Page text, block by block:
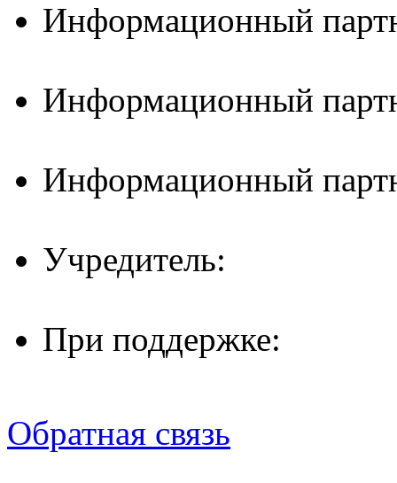
Информационный
Информационный
Информационный
Учредитель:
При поддержке:
Обратная связь